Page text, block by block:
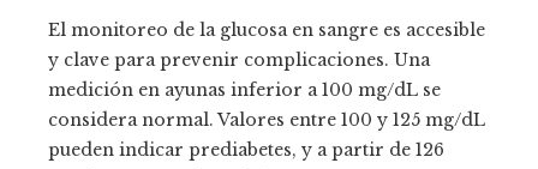
El monitoreo de la glucosa en sangre es accesible
y clave para prevenir complicaciones. Una
medición en ayunas inferior a 100 mg/dL se
considera normal. Valores entre 100 y 125 mg/dL
pueden indicar prediabetes, y a partir de 126